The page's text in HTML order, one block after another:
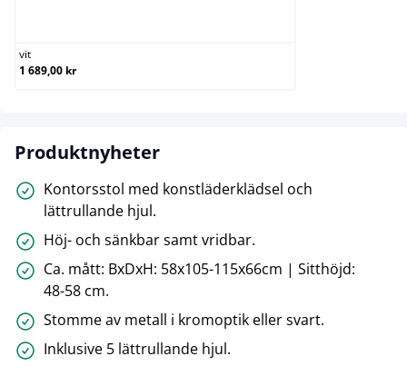
vit
1 689,00 kr
Produktnyheter
Kontorsstol med konstläderklädsel och
lättrullande hjul.
Höj- och sänkbar samt vridbar.
Ca. mått: BxDxH: 58x105-115x66cm | Sitthöjd:
48-58 cm.
Stomme av metall i kromoptik eller svart.
Inklusive 5 lättrullande hjul.